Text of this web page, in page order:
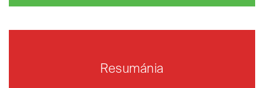
Resumánia